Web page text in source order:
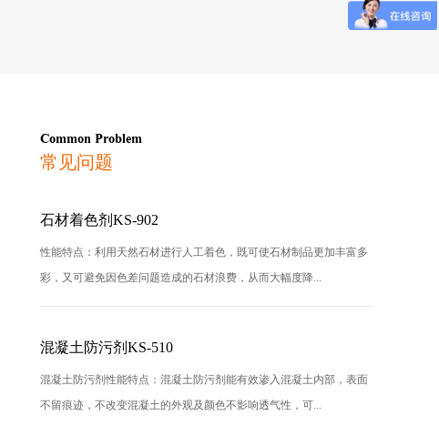
Common Problem
常见问题
石材着色剂KS-902
性能特点：利用天然石材进行人工着色，既可使石材制品更加丰富多
彩，又可避免因色差问题造成的石材浪费，从而大幅度降...
混凝土防污剂KS-510
混凝土防污剂性能特点：混凝土防污剂能有效渗入混凝土内部，表面
不留痕迹，不改变混凝土的外观及颜色不影响透气性，可...